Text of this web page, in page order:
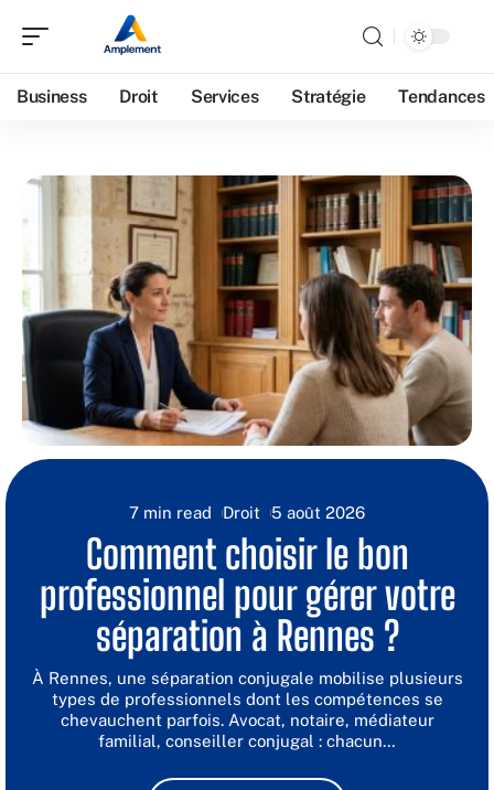
Business Droit Services Stratégie Tendances
7 min read Droit 5 août 2026
Comment choisir le bon
professionnel pour gérer votre
séparation à Rennes ?
À Rennes, une séparation conjugale mobilise plusieurs
types de professionnels dont les compétences se
chevauchent parfois. Avocat, notaire, médiateur
familial, conseiller conjugal : chacun…